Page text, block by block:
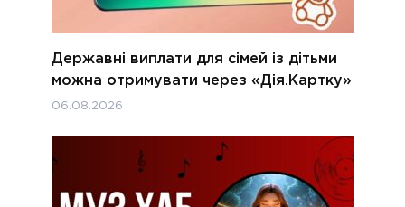
Державні виплати для сімей із дітьми
можна отримувати через «Дія.Картку»
06.08.2026